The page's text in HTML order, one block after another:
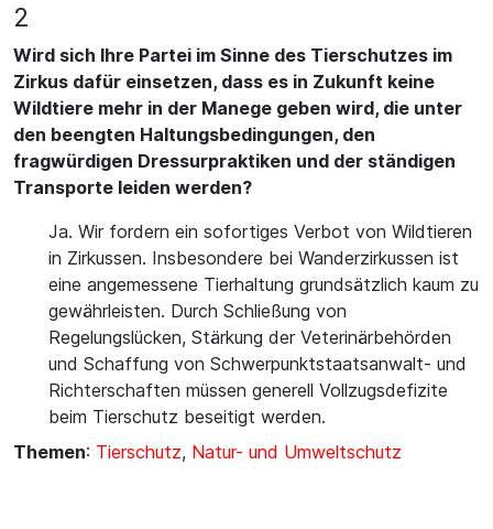
2
Wird sich Ihre Partei im Sinne des Tierschutzes im
Zirkus dafür einsetzen, dass es in Zukunft keine
Wildtiere mehr in der Manege geben wird, die unter
den beengten Haltungsbedingungen, den
fragwürdigen Dressurpraktiken und der ständigen
Transporte leiden werden?
Ja. Wir fordern ein sofortiges Verbot von Wildtieren
in Zirkussen. Insbesondere bei Wanderzirkussen ist
eine angemessene Tierhaltung grundsätzlich kaum zu
gewährleisten. Durch Schließung von
Regelungslücken, Stärkung der Veterinärbehörden
und Schaffung von Schwerpunktstaatsanwalt- und
Richterschaften müssen generell Vollzugsdefizite
beim Tierschutz beseitigt werden.
Themen: Tierschutz, Natur- und Umweltschutz